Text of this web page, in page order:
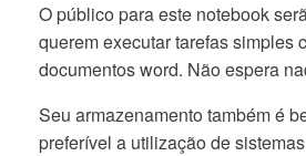
O público para este notebook
querem executar tarefas simples
documentos word. Não espera
Seu armazenamento também é
preferível a utilização de